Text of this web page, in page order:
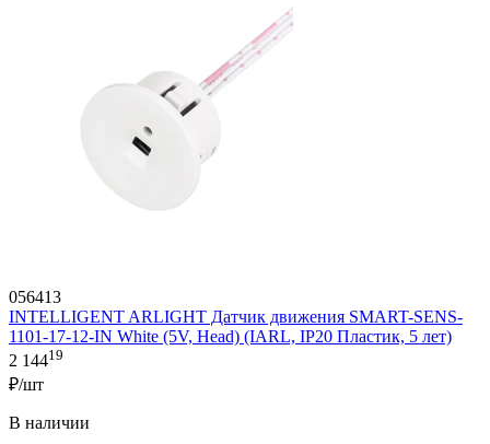
056413
INTELLIGENT ARLIGHT Датчик движения SMART-SENS-
1101-17-12-IN White (5V, Head) (IARL, IP20 Пластик, 5 лет)
2 14419
₽/шт
В наличии